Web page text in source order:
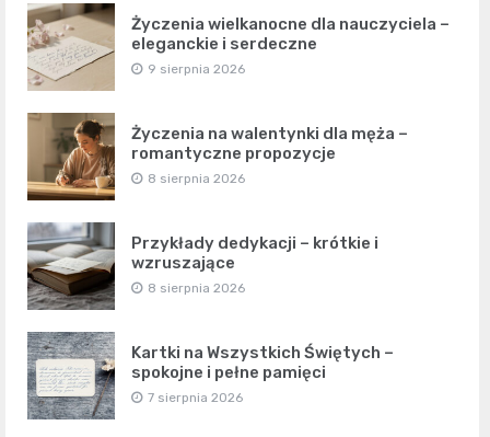
Życzenia wielkanocne dla nauczyciela –
eleganckie i serdeczne
9 sierpnia 2026
Życzenia na walentynki dla męża –
romantyczne propozycje
8 sierpnia 2026
Przykłady dedykacji – krótkie i
wzruszające
8 sierpnia 2026
Kartki na Wszystkich Świętych –
spokojne i pełne pamięci
7 sierpnia 2026